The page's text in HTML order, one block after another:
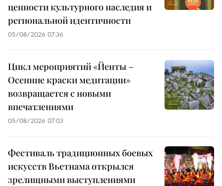
ценности культурного наследия и
региональной идентичности
05/08/2026 07:36
Цикл мероприятий «Йенты –
Осенние краски медитации»
возвращается с новыми
впечатлениями
05/08/2026 07:03
Фестиваль традиционных боевых
искусств Вьетнама открылся
зрелищными выступлениями